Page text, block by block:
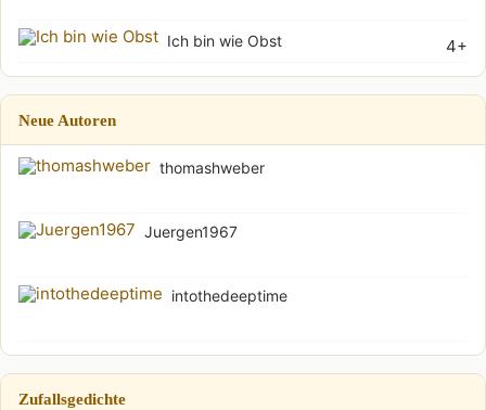
4+
Ich bin wie Obst
Neue Autoren
thomashweber
Juergen1967
intothedeeptime
Zufallsgedichte